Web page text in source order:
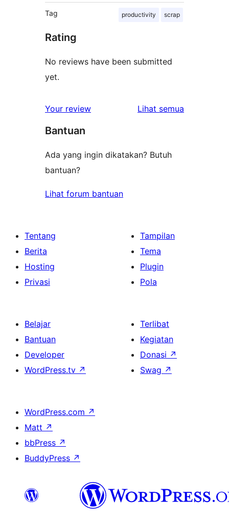
Tag productivity scrap
Rating
No reviews have been submitted
yet.
Your review Lihat semua
Bantuan
Ada yang ingin dikatakan? Butuh
bantuan?
Lihat forum bantuan
Tentang
Berita
Hosting
Privasi
Tampilan
Tema
Plugin
Pola
Belajar
Bantuan
Developer
WordPress.tv ↗
Terlibat
Kegiatan
Donasi ↗
Swag ↗
WordPress.com ↗
Matt ↗
bbPress ↗
BuddyPress ↗